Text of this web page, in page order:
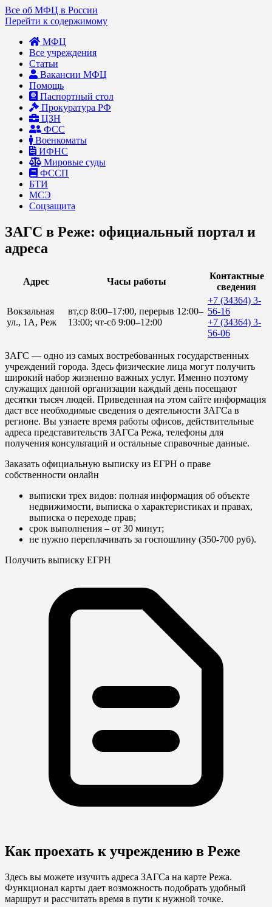
Все об МФЦ в России
Перейти к содержимому
МФЦ
Все учреждения
Статьи
Вакансии МФЦ
Помощь
Паспортный стол
Прокуратура РФ
ЦЗН
ФСС
Военкоматы
ИФНС
Мировые суды
ФССП
БТИ
МСЭ
Соцзащита
ЗАГС в Реже: официальный портал и
адреса
Адрес Часы работы
Контактные
сведения
Вокзальная
ул., 1А, Реж
вт,ср 8:00–17:00, перерыв 12:00–
13:00; чт-сб 9:00–12:00
+7 (34364) 3-
56-16
+7 (34364) 3-
56-06
ЗАГС — одно из самых востребованных государственных
учреждений города. Здесь физические лица могут получить
широкий набор жизненно важных услуг. Именно поэтому
служащих данной организации каждый день посещают
десятки тысяч людей. Приведенная на этом сайте информация
даст все необходимые сведения о деятельности ЗАГСа в
регионе. Вы узнаете время работы офисов, действительные
адреса представительств ЗАГСа Режа, телефоны для
получения консультаций и остальные справочные данные.
Заказать официальную выписку из ЕГРН о праве
собственности онлайн
выписки трех видов: полная информация об объекте
недвижимости, выписка о характеристиках и правах,
выписка о переходе прав;
срок выполнения – от 30 минут;
не нужно переплачивать за госпошлину (350-700 руб).
Получить выписку ЕГРН
Как проехать к учреждению в Реже
Здесь вы можете изучить адреса ЗАГСа на карте Режа.
Функционал карты дает возможность подобрать удобный
маршрут и рассчитать время в пути к нужной точке.